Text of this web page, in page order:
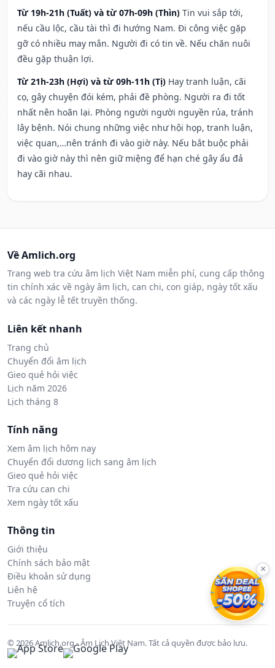
Từ 19h-21h (Tuất) và từ 07h-09h (Thìn) Tin vui sắp tới,
nếu cầu lộc, cầu tài thì đi hướng Nam. Đi công việc gặp
gỡ có nhiều may mắn. Người đi có tin về. Nếu chăn nuôi
đều gặp thuận lợi.
Từ 21h-23h (Hợi) và từ 09h-11h (Tị) Hay tranh luận, cãi
cọ, gây chuyện đói kém, phải đề phòng. Người ra đi tốt
nhất nên hoãn lại. Phòng người người nguyền rủa, tránh
lây bệnh. Nói chung những việc như hội họp, tranh luận,
việc quan,…nên tránh đi vào giờ này. Nếu bắt buộc phải
đi vào giờ này thì nên giữ miệng để hạn ché gây ẩu đả
hay cãi nhau.
Về Amlich.org
Trang web tra cứu âm lịch Việt Nam miễn phí, cung cấp thông
tin chính xác về ngày âm lịch, can chi, con giáp, ngày tốt xấu
và các ngày lễ tết truyền thống.
Liên kết nhanh
Trang chủ
Chuyển đổi âm lịch
Gieo quẻ hỏi việc
Lịch năm 2026
Lịch tháng 8
Tính năng
Xem âm lịch hôm nay
Chuyển đổi dương lịch sang âm lịch
Gieo quẻ hỏi việc
Tra cứu can chi
Xem ngày tốt xấu
Thông tin
Giới thiệu
Chính sách bảo mật
Điều khoản sử dụng
Liên hệ
Truyện cổ tích
© 2026 Amlich.org - Âm Lịch Việt Nam. Tất cả quyền được bảo lưu.
×